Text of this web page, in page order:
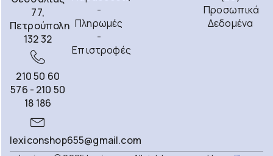
77,
Πετρούπολη
132 32
210 50 60
576 - 210 50
18 186
lexiconshop655@gmail.com
-
Πληρωμές
-
Επιστροφές
Προσωπικά
Δεδομένα